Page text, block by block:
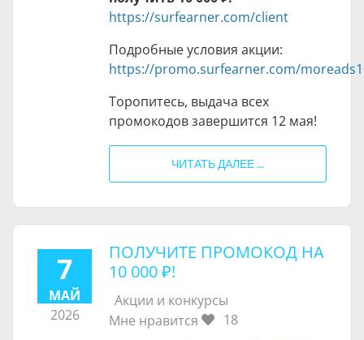
https://surfearner.com/client
Подробные условия акции:
https://promo.surfearner.com/
Торопитесь, выдача всех
промокодов завершится 12 мая!
ЧИТАТЬ ДАЛЕЕ ...
7
МАЙ
2026
ПОЛУЧИТЕ ПРОМОКОД НА
10 000 ₽!
Акции и конкурсы
Мне нравится
18